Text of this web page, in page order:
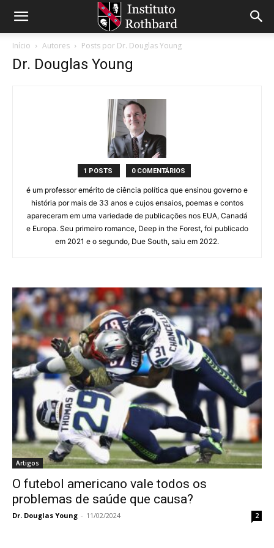
Início Autores Posts por Dr. Douglas Young
Dr. Douglas Young
1 POSTS 0 COMENTÁRIOS
é um professor emérito de ciência política que ensinou governo e
história por mais de 33 anos e cujos ensaios, poemas e contos
apareceram em uma variedade de publicações nos EUA, Canadá
e Europa. Seu primeiro romance, Deep in the Forest, foi publicado
em 2021 e o segundo, Due South, saiu em 2022.
Artigos
O futebol americano vale todos os
problemas de saúde que causa?
Dr. Douglas Young - 11/02/2024 2